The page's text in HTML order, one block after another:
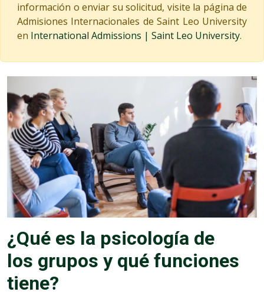
información o enviar su solicitud, visite la página de
Admisiones Internacionales de Saint Leo University
en International Admissions | Saint Leo University.
¿Qué es la psicología de
los grupos y qué funciones
tiene?